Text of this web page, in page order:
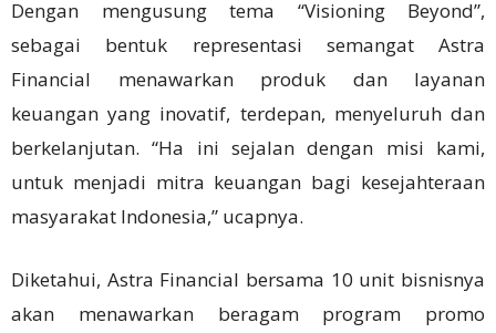
Dengan mengusung tema “Visioning Beyond”,
sebagai bentuk representasi semangat Astra
Financial menawarkan produk dan layanan
keuangan yang inovatif, terdepan, menyeluruh dan
berkelanjutan. “Ha ini sejalan dengan misi kami,
untuk menjadi mitra keuangan bagi kesejahteraan
masyarakat Indonesia,” ucapnya.
Diketahui, Astra Financial bersama 10 unit bisnisnya
akan menawarkan beragam program promo